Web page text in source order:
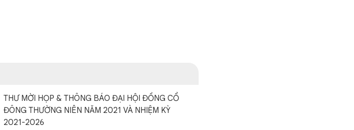
THƯ MỜI HỌP & THÔNG BÁO ĐẠI HỘI ĐỒNG CỔ
ĐÔNG THƯỜNG NIÊN NĂM 2021 VÀ NHIỆM KỲ
2021-2026